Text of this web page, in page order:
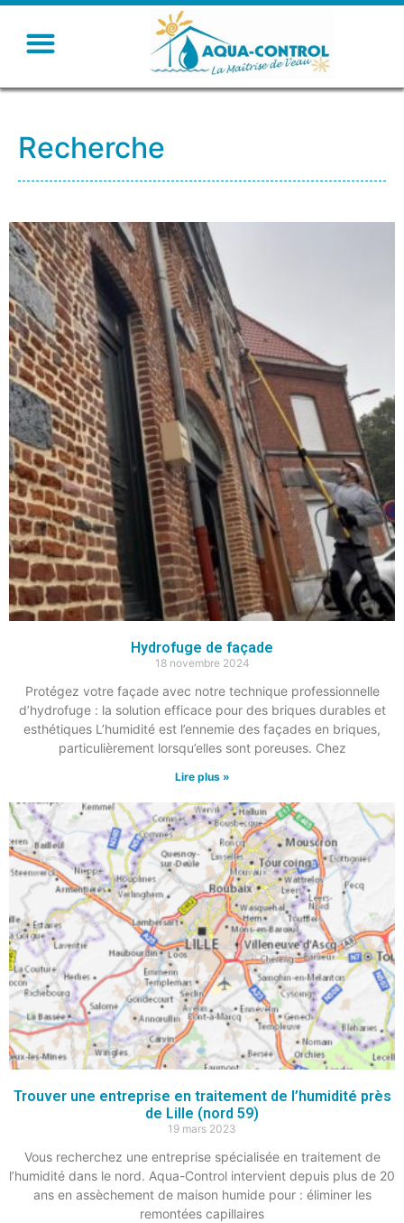
Recherche
Hydrofuge de façade
18 novembre 2024
Protégez votre façade avec notre technique professionnelle
d’hydrofuge : la solution efficace pour des briques durables et
esthétiques L’humidité est l’ennemie des façades en briques,
particulièrement lorsqu’elles sont poreuses. Chez
Lire plus »
Trouver une entreprise en traitement de l’humidité près
de Lille (nord 59)
19 mars 2023
Vous recherchez une entreprise spécialisée en traitement de
l’humidité dans le nord. Aqua-Control intervient depuis plus de 20
ans en assèchement de maison humide pour : éliminer les
remontées capillaires